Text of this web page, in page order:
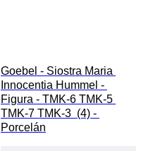
Goebel - Siostra Maria
Innocentia Hummel -
Figura - TMK-6 TMK-5
TMK-7 TMK-3  (4) -
Porcelán